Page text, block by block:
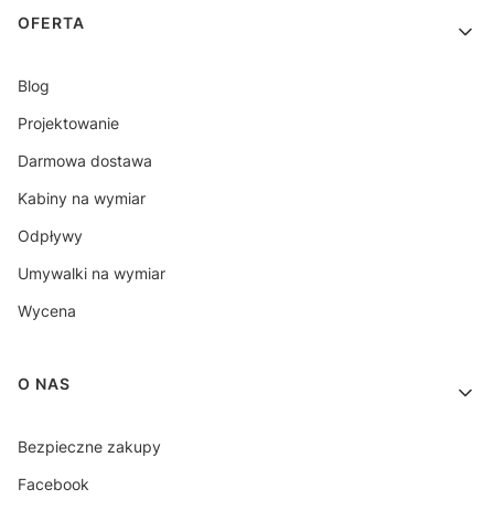
OFERTA
Blog
Projektowanie
Darmowa dostawa
Kabiny na wymiar
Odpływy
Umywalki na wymiar
Wycena
O NAS
Bezpieczne zakupy
Facebook